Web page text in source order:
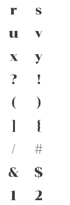
r
s
u
v
x
y
?
!
(
)
{
/
#
&
$
1
2